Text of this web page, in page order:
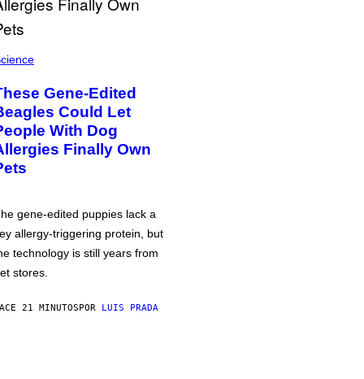
Gene-Edited
Could Let
With Dog
Finally Own
gene-edited puppies lack a
allergy-triggering protein, but
technology is still years from
stores.
21 MINUTOSPOR LUIS PRADA